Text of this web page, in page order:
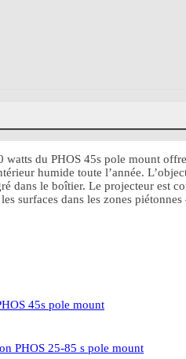
watts du PHOS 45s pole mount
humide toute l’année.
dans le boîtier. Le projecteur est
surfaces dans les zones
45s pole mount
PHOS 25-85 s pole mount